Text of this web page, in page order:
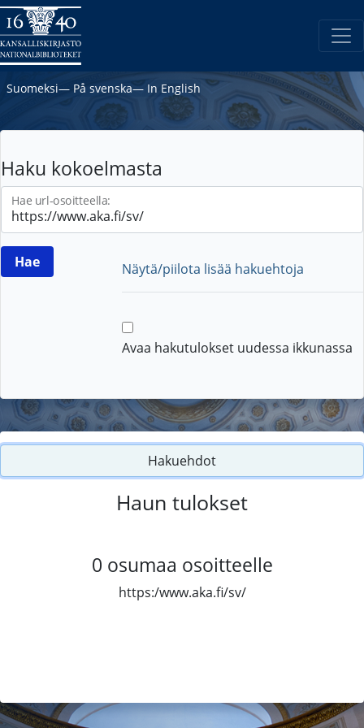
Suomeksi― På svenska― In English
Haku kokoelmasta
Hae url-osoitteella:
Näytä/piilota lisää hakuehtoja
Avaa hakutulokset uudessa ikkunassa
Hakuehdot
Haun tulokset
0 osumaa osoitteelle
https:/www.aka.fi/sv/